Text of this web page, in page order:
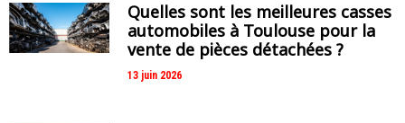
Quelles sont les meilleures casses
automobiles à Toulouse pour la
vente de pièces détachées ?
13 juin 2026